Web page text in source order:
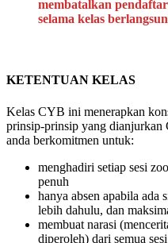
membatalkan
selama kelas
KETENTUAN KELAS
Kelas CYB ini menerapkan
prinsip-prinsip yang dianjurkan
anda berkomitmen untuk:
menghadiri setiap sesi
penuh
hanya absen apabila ada
lebih dahulu, dan
membuat narasi
diperoleh) dari semua